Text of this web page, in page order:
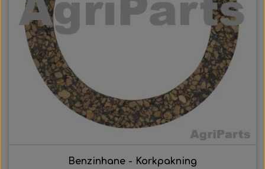
21. AgriColour - IH / Case Serien
Benzinhane - Korkpakning